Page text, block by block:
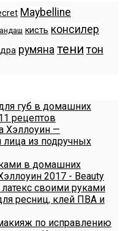
Maybelline
кисть консилер
румяна тени тон
губ в домашних
рецептов
Хэллоуин —
из подручных
в домашних
2017 - Beauty
латекс своими руками
ресниц, клей ПВА и
по исправлению